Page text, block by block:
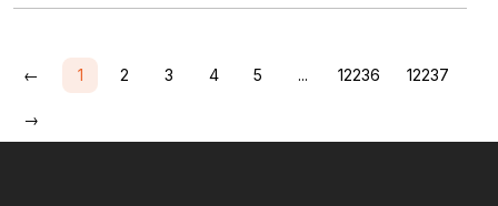
← 1 2 3 4 5 ... 12236 12237
→